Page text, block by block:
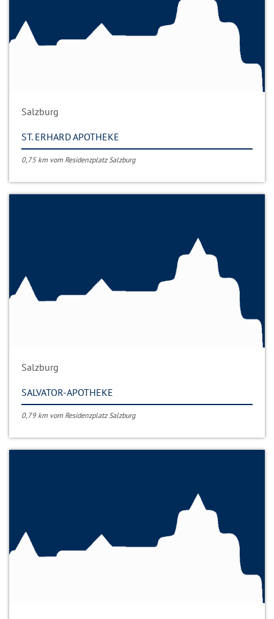
Salzburg
ST. ERHARD APOTHEKE
0,75 km vom Residenzplatz Salzburg
Salzburg
SALVATOR-APOTHEKE
0,79 km vom Residenzplatz Salzburg